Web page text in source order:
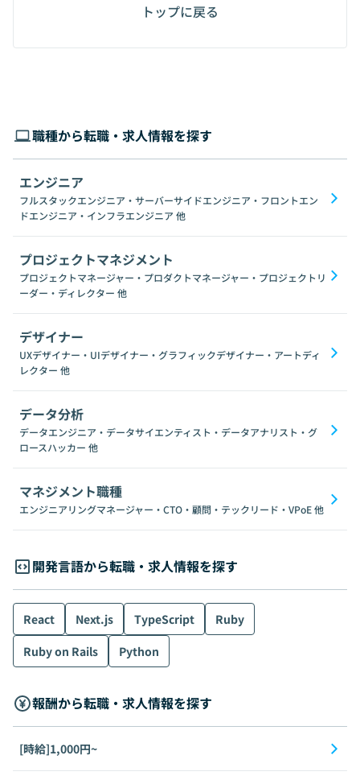
トップに戻る
職種から転職・求人情報を探す
エンジニア
フルスタックエンジニア・サーバーサイドエンジニア・フロントエン
ドエンジニア・インフラエンジニア 他
プロジェクトマネジメント
プロジェクトマネージャー・プロダクトマネージャー・プロジェクトリ
ーダー・ディレクター 他
デザイナー
UXデザイナー・UIデザイナー・グラフィックデザイナー・アートディ
レクター 他
データ分析
データエンジニア・データサイエンティスト・データアナリスト・グ
ロースハッカー 他
マネジメント職種
エンジニアリングマネージャー・CTO・顧問・テックリード・VPoE他
開発言語から転職・求人情報を探す
React Next.js TypeScript
Ruby
Ruby on Rails
Python
報酬から転職・求人情報を探す
[時給]1,000円~